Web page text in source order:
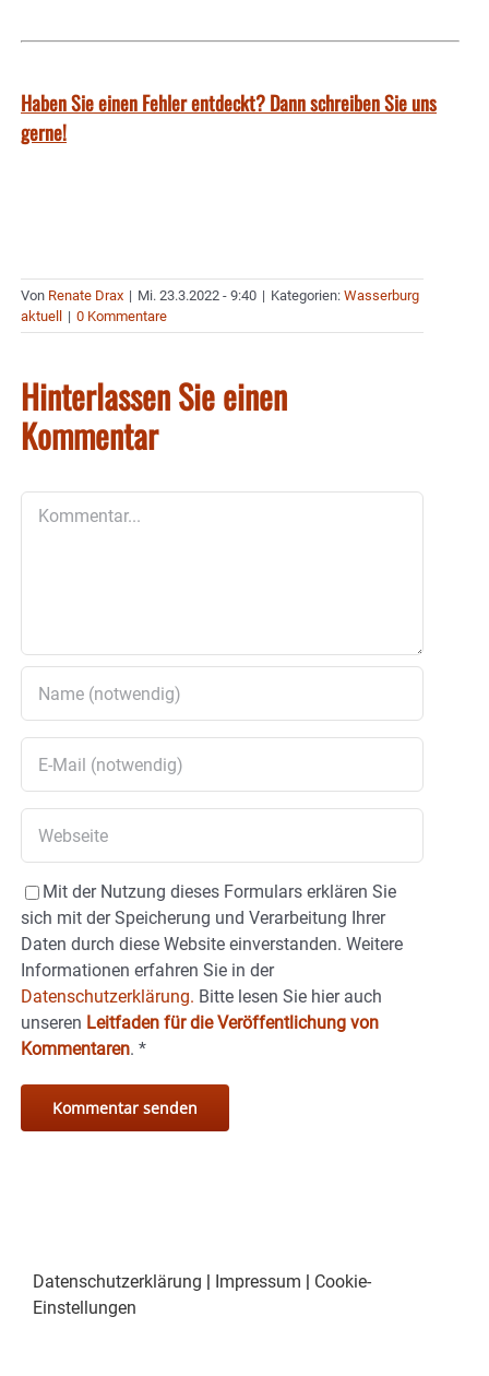
Haben Sie einen Fehler entdeckt? Dann schreiben Sie uns
gerne!
Von Renate Drax | Mi. 23.3.2022 - 9:40 | Kategorien: Wasserburg
aktuell
| 0 Kommentare
Hinterlassen Sie einen
Kommentar
Mit der Nutzung dieses Formulars erklären Sie
sich mit der Speicherung und Verarbeitung Ihrer
Daten durch diese Website einverstanden. Weitere
Informationen erfahren Sie in der
Datenschutzerklärung. Bitte lesen Sie hier auch
unseren Leitfaden für die Veröffentlichung von
Kommentaren. *
Datenschutzerklärung | Impressum | Cookie-
Einstellungen